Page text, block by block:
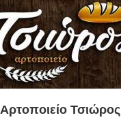
Αρτοποιείο Τσιώρος